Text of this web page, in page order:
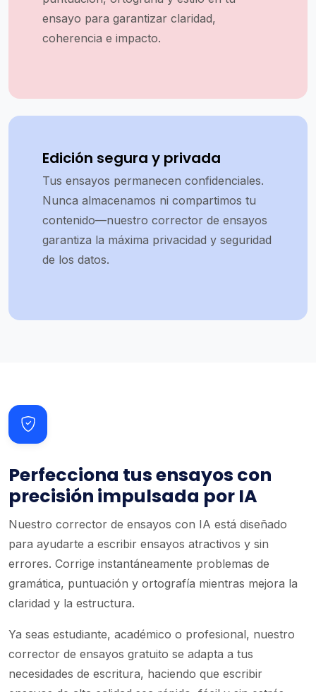
ensayo para garantizar claridad,
coherencia e impacto.
Edición segura y privada
Tus ensayos permanecen confidenciales.
Nunca almacenamos ni compartimos tu
contenido—nuestro corrector de ensayos
garantiza la máxima privacidad y seguridad
de los datos.
Perfecciona tus ensayos con
precisión impulsada por IA
Nuestro corrector de ensayos con IA está diseñado
para ayudarte a escribir ensayos atractivos y sin
errores. Corrige instantáneamente problemas de
gramática, puntuación y ortografía mientras mejora la
claridad y la estructura.
Ya seas estudiante, académico o profesional, nuestro
corrector de ensayos gratuito se adapta a tus
necesidades de escritura, haciendo que escribir